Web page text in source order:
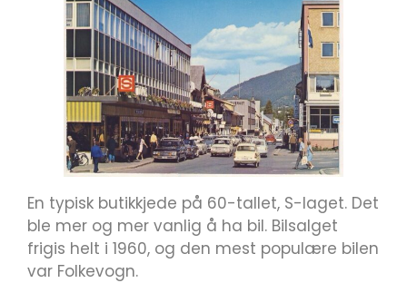
En typisk butikkjede på 60-tallet, S-laget. Det
ble mer og mer vanlig å ha bil. Bilsalget
frigis helt i 1960, og den mest populære bilen
var Folkevogn.